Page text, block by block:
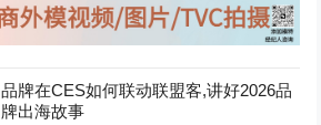
品牌在CES如何联动联盟客,讲好2026品
牌出海故事